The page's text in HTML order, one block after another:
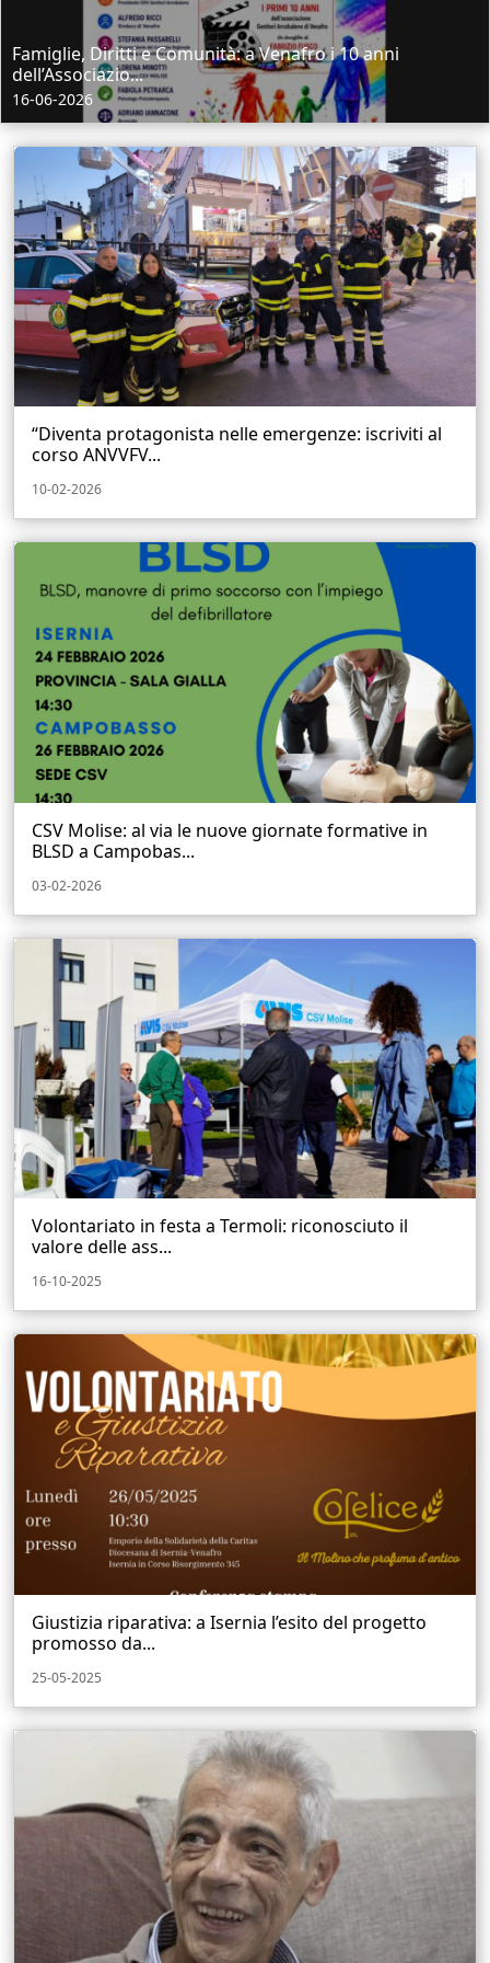
Famiglie, Diritti e Comunità: a Venafro i 10 anni
dell’Associazio...
16-06-2026
“Diventa protagonista nelle emergenze: iscriviti al
corso ANVVFV...
10-02-2026
CSV Molise: al via le nuove giornate formative in
BLSD a Campobas...
03-02-2026
Volontariato in festa a Termoli: riconosciuto il
valore delle ass...
16-10-2025
Giustizia riparativa: a Isernia l’esito del progetto
promosso da...
25-05-2025